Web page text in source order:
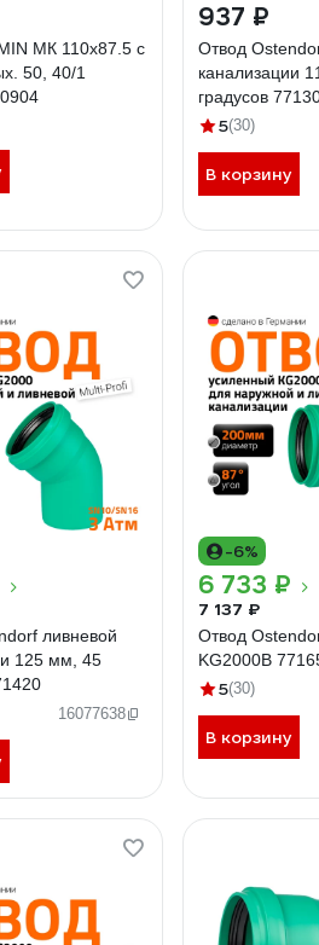
МК 110x87.5 с
50, 40/1
937 ₽
Отвод
канализации
градусов
5(30)
В корзину
ливневой
125 мм, 45
16077638
-6%
6 733 ₽
7 137 ₽
Отвод
KG2000B
5(30)
В корзину